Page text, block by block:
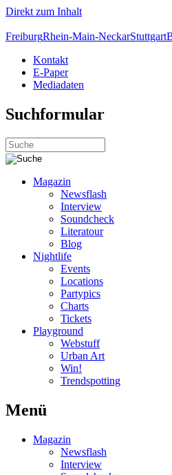
Direkt zum Inhalt
FreiburgRhein-Main-NeckarStuttgart
Kontakt
E-Paper
Mediadaten
Suchformular
Magazin
Newsflash
Interview
Soundcheck
Literatour
Blog
Nightlife
Events
Locations
Partypics
Charts
Tickets
Playground
Webstuff
Urban Art
Win!
Trendspotting
Menü
Magazin
Newsflash
Interview